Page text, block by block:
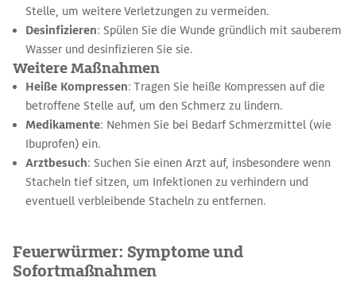
Stelle, um weitere Verletzungen zu vermeiden.
Desinfizieren: Spülen Sie die Wunde gründlich mit sauberem
Wasser und desinfizieren Sie sie.
Weitere Maßnahmen
Heiße Kompressen: Tragen Sie heiße Kompressen auf die
betroffene Stelle auf, um den Schmerz zu lindern.
Medikamente: Nehmen Sie bei Bedarf Schmerzmittel (wie
Ibuprofen) ein.
Arztbesuch: Suchen Sie einen Arzt auf, insbesondere wenn
Stacheln tief sitzen, um Infektionen zu verhindern und
eventuell verbleibende Stacheln zu entfernen.
Feuerwürmer: Symptome und
Sofortmaßnahmen